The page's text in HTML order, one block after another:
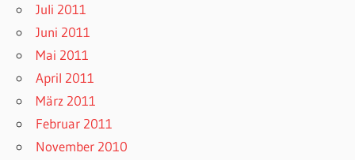
Juli 2011
Juni 2011
Mai 2011
April 2011
März 2011
Februar 2011
November 2010